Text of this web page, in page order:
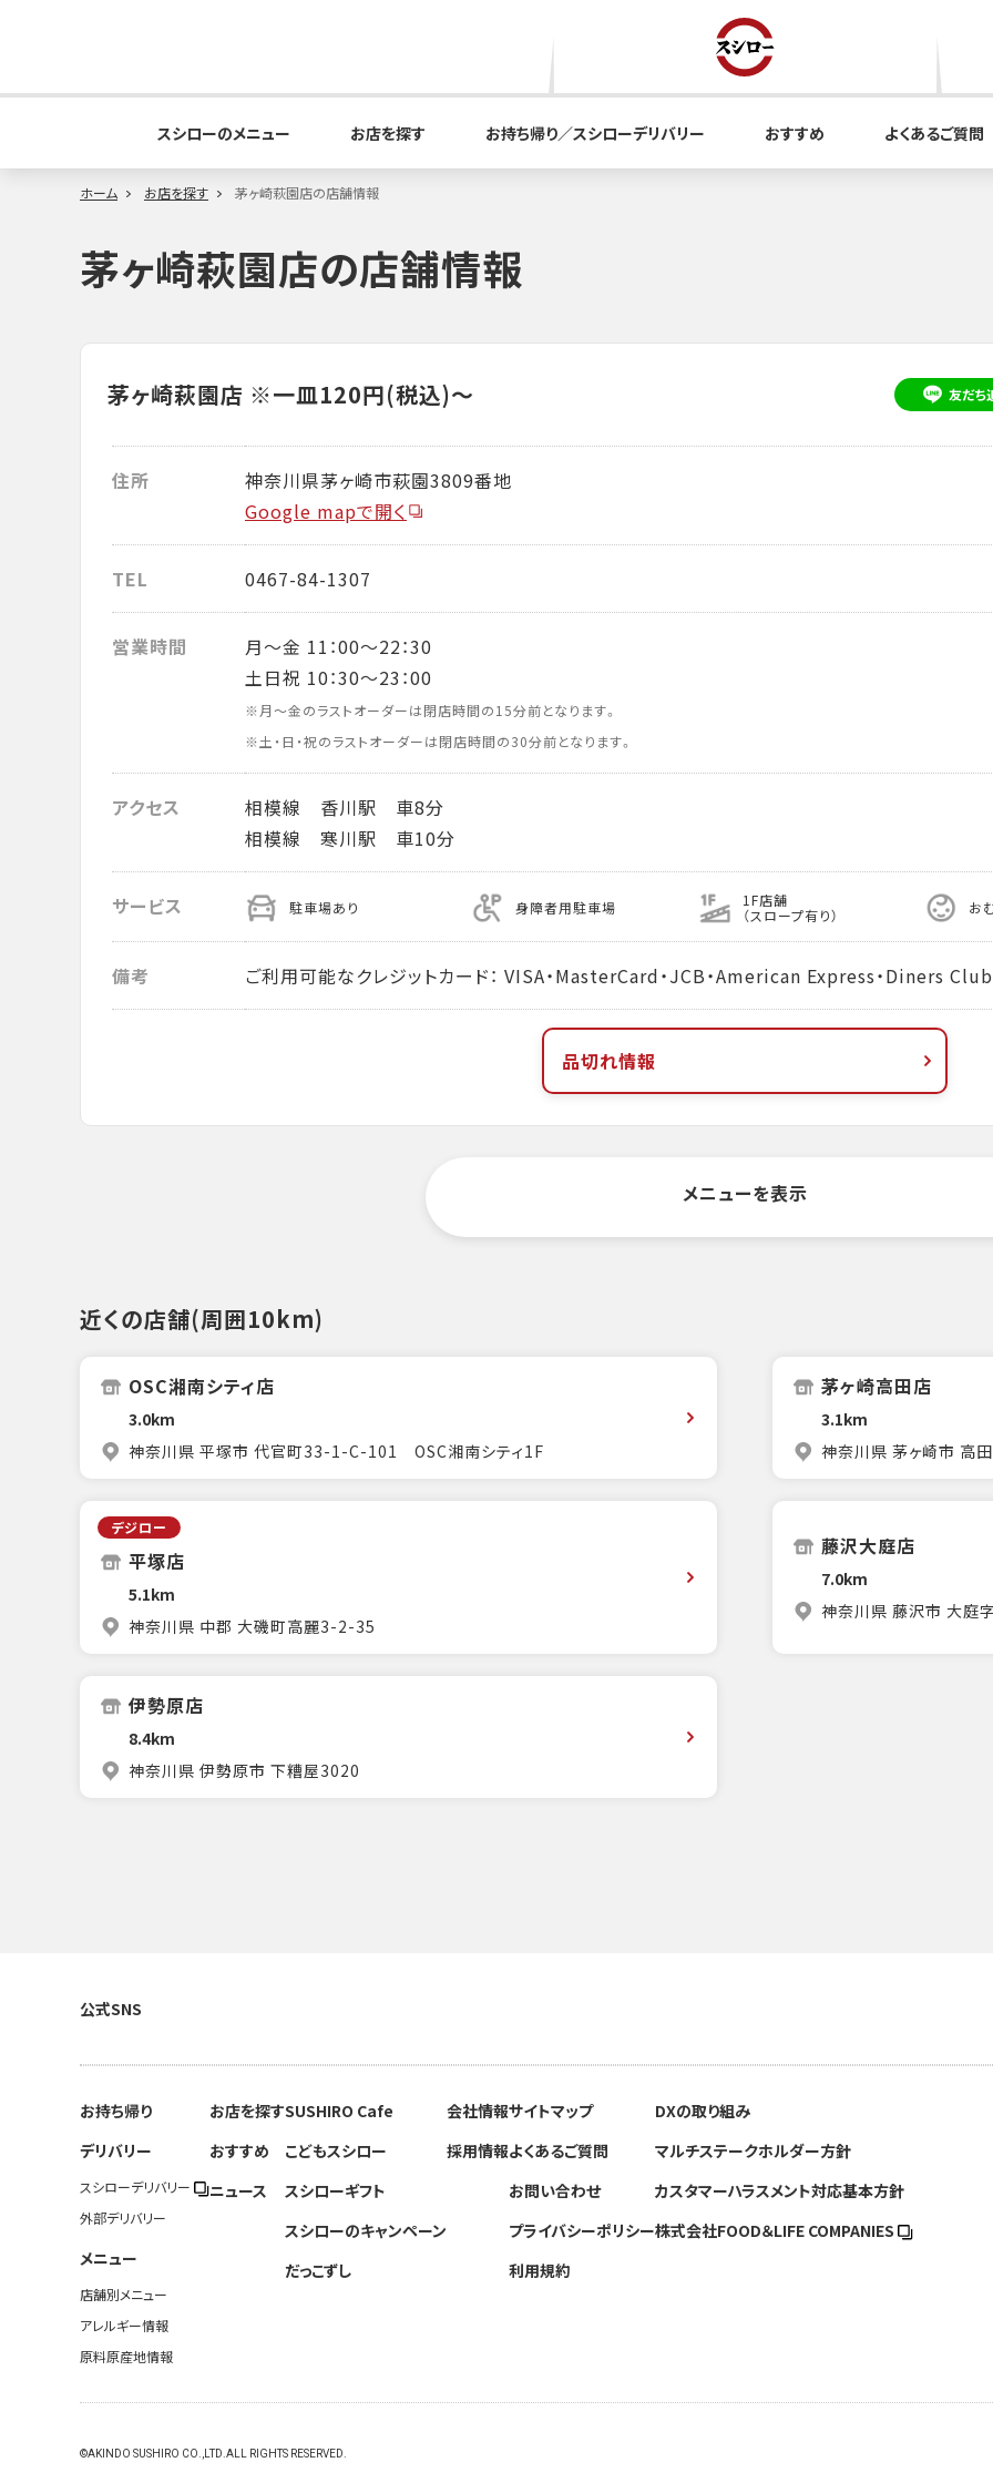
スシローのメニュー お店を探す お持ち帰り／スシローデリバリー おすすめ よくあるご質問
ホーム お店を探す 茅ヶ崎萩園店の店舗情報
茅ヶ崎萩園店の店舗情報
茅ヶ崎萩園店 ※一皿120円(税込)～ 友だち
住所
神奈川県茅ヶ崎市萩園3809番地
Google mapで開く
TEL 0467-84-1307
営業時間
月～金 11：00～22：30
土日祝 10：30～23：00
※月～金のラストオーダーは閉店時間の15分前となります。
※土・日・祝のラストオーダーは閉店時間の30分前となります。
アクセス
相模線 香川駅 車8分
相模線 寒川駅 車10分
サービス 駐車場あり 身障者用駐車場 1F店舗
（スロープ有り） お
備考 ご利用可能なクレジットカード： VISA・MasterCard・JCB・American Express・Diners Club
品切れ情報
メニューを表示
近くの店舗(周囲10km)
OSC湘南シティ店
3.0km
神奈川県 平塚市 代官町33-1-C-101 OSC湘南シティ1F
茅ヶ崎高田店
3.1km
神奈川県 茅ヶ崎市 高
デジロー
平塚店
5.1km
神奈川県 中郡 大磯町高麗3-2-35
藤沢大庭店
7.0km
神奈川県 藤沢市 大庭
伊勢原店
8.4km
神奈川県 伊勢原市 下糟屋3020
公式SNS
お持ち帰り
デリバリー
スシローデリバリー
外部デリバリー
メニュー
店舗別メニュー
アレルギー情報
原料原産地情報
お店を探す
おすすめ
ニュース
SUSHIRO Cafe
こどもスシロー
スシローギフト
スシローのキャンペーン
だっこずし
会社情報
採用情報
サイトマップ
よくあるご質問
お問い合わせ
プライバシーポリシー
利用規約
DXの取り組み
マルチステークホルダー方針
カスタマーハラスメント対応基本方針
株式会社FOOD＆LIFE COMPANIES
©AKINDO SUSHIRO CO.,LTD.ALL RIGHTS RESERVED.